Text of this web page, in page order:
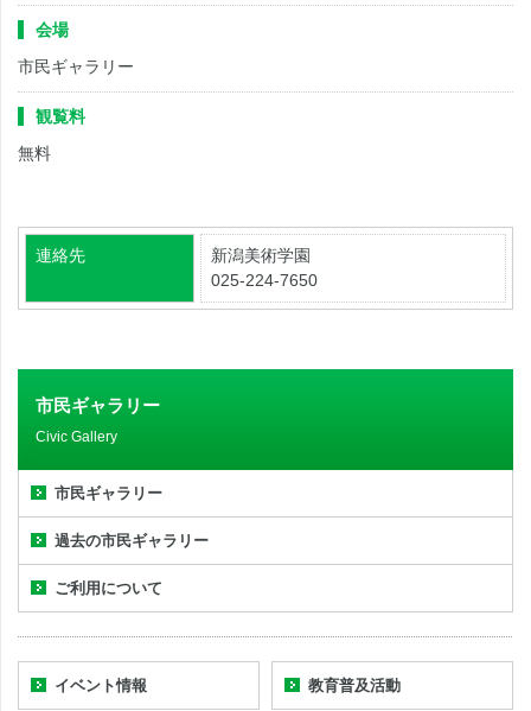
会場
市民ギャラリー
観覧料
無料
連絡先
新潟美術学園
025-224-7650
市民ギャラリー
Civic Gallery
市民ギャラリー
過去の市民ギャラリー
ご利用について
イベント情報 教育普及活動